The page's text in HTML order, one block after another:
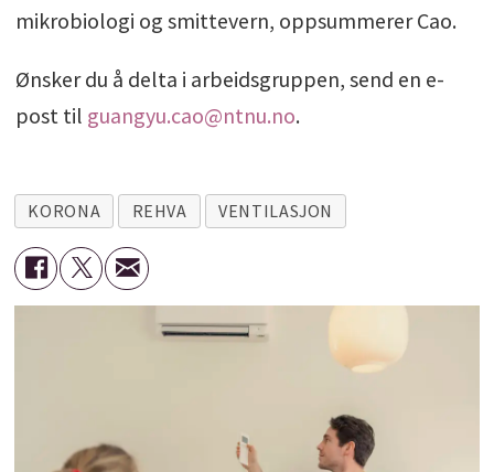
mikrobiologi og smittevern, oppsummerer Cao.
Ønsker du å delta i arbeidsgruppen, send en e-
post til guangyu.cao@ntnu.no.
KORONA REHVA VENTILASJON